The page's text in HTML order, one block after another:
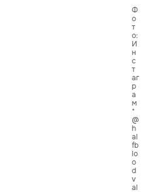
Ф
о
т
о:
И
н
с
т
аг
р
а
м
*
@
h
al
fb
lo
o
d
v
al